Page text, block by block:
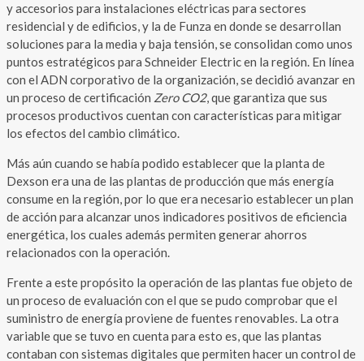
y accesorios para instalaciones eléctricas para sectores
residencial y de edificios, y la de Funza en donde se desarrollan
soluciones para la media y baja tensión, se consolidan como unos
puntos estratégicos para Schneider Electric en la región. En línea
con el ADN corporativo de la organización, se decidió avanzar en
un proceso de certificación Zero CO2, que garantiza que sus
procesos productivos cuentan con características para mitigar
los efectos del cambio climático.
Más aún cuando se había podido establecer que la planta de
Dexson era una de las plantas de producción que más energía
consume en la región, por lo que era necesario establecer un plan
de acción para alcanzar unos indicadores positivos de eficiencia
energética, los cuales además permiten generar ahorros
relacionados con la operación.
Frente a este propósito la operación de las plantas fue objeto de
un proceso de evaluación con el que se pudo comprobar que el
suministro de energía proviene de fuentes renovables. La otra
variable que se tuvo en cuenta para esto es, que las plantas
contaban con sistemas digitales que permiten hacer un control de